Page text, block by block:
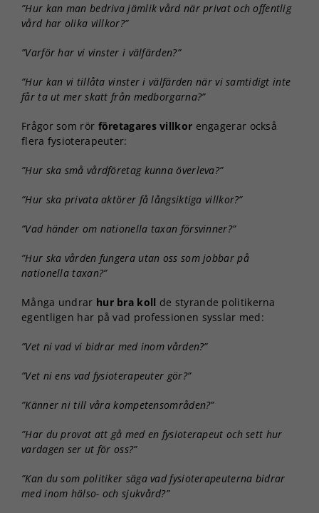
”Hur kan man bedriva jämlik vård när privat och offentlig
vård har olika villkor?”
”Varför har vi vinster i välfärden?”
”Hur kan vi tillåta vinster i välfärden när vi samtidigt inte
får ta ut mer skatt från medborgarna?”
Frågor som rör företagares villkor engagerar också
flera fysioterapeuter:
”Hur ska små vårdföretag kunna överleva?”
”Hur ska privata aktörer få långsiktiga villkor?”
”Vad händer om nationella taxan försvinner?”
”Hur ska vården fungera utan oss som jobbar på
nationella taxan?”
Många undrar hur bra koll de styrande politikerna
egentligen har på vad professionen sysslar med:
”Vet ni vad vi bidrar med inom vården?”
”Vet ni ens vad fysioterapeuter gör?”
”Känner ni till våra kompetensområden?”
”Har du provat att gå med en fysioterapeut och sett hur
vardagen ser ut för oss?”
”Kan du som politiker säga vad fysioterapeuterna bidrar
med inom hälso- och sjukvård?”